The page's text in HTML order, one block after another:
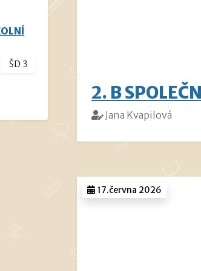
2. B
Jana Kvapilová
17.června 2026
ŠD 3